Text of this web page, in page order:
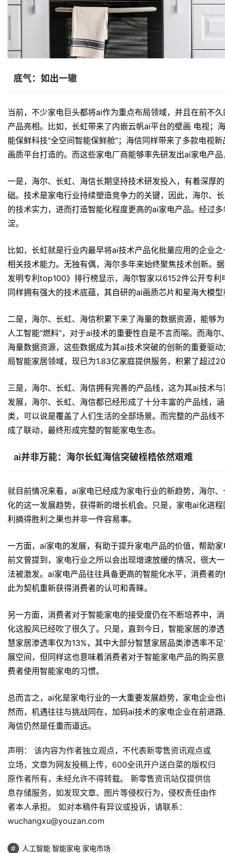
底气：如出一辙
当前，不少家电巨头都将ai作为重点布局领域，并且在前不
产品亮相。比如，长虹带来了内嵌云帆ai平台的壁画 电视；
能保鲜科技“全空间智能保鲜舱”；海信同样带来了多款电视
画质平台打造的。而这些家电厂商能够率先研发出ai家电产
一是，海尔、长虹、海信长期坚持技术研发投入，有着深厚
础。技术是家电行业持续塑造竞争力的关键，因此，海尔、
的技术实力，进而打造智能化程度更高的ai家电产品。经过
淀。
比如，长虹就是行业内最早将ai技术产品化批量应用的企业
相关技术能力。无独有偶，海尔多年来始终聚焦技术创新。
发明专利top100》排行榜显示，海尔智家以6152件公开专
同样拥有强大的技术底蕴，其自研的ai画质芯片和星海大模
二是，海尔、长虹、海信积累下来了海量的数据资源，能够
人工智能“燃料”，对于ai技术的重要性自是不言而喻。而海
海量数据资源，这些数据成为其ai技术突破的创新的重要驱
局智能家居领域，现已为1.83亿家庭提供服务，积累了超过
三是，海尔、长虹、海信拥有完善的产品线，这为其ai技术
发展，海尔、长虹、海信都已经形成了十分丰富的产品线，
类，可以说是覆盖了人们生活的全部场景。而完整的产品线
成了联动，最终形成完整的智能家电生态。
ai并非万能：海尔长虹海信突破桎梏依然艰难
就目前情况来看，ai家电已经成为家电行业的新趋势，海尔
化的这一发展趋势，获得新的增长机会。只是，家电ai化进
利摘得胜利之果也并非一件容易事。
一方面，ai家电的发展，有助于提升家电产品的价值，帮助
前文曾提到，家电行业之所以会出现增速放缓的情况，很大
法被激发。ai家电产品往往具备更高的智能化水平，消费者
此为契机重新获得消费者的认可和青睐。
另一方面，消费者对于智能家电的接受度仍在不断培养中，
化这股风已经吹了很久了。只是，直到今日，智能家居的渗
慧家居渗透率仅为13%，其中大部分智慧家居品类渗透率不
展空间，但同样这也意味着消费者对于智能家电产品的购买
费者使用智能家电的习惯。
总而言之，ai化是家电行业的一大重要发展趋势，家电企业
然而，机遇往往与挑战同在，加码ai技术的家电企业在前进
海信仍然是任重而道远。
声明： 该内容为作者独立观点，不代表新零售资讯观点或
立场，文章为网友投稿上传，600全讯开户送白菜的版权归
原作者所有，未经允许不得转载。 新零售资讯站仅提供信
息存储服务，如发现文章、图片等侵权行为，侵权责任由作
者本人承担。 如对本稿件有异议或投诉，请联系：
wuchangxu@youzan.com
人工智能 智能家电 家电市场